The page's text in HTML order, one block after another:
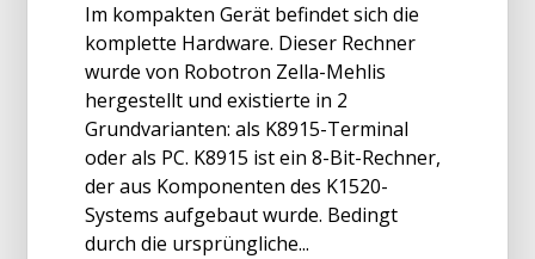
Im kompakten Gerät befindet sich die
komplette Hardware. Dieser Rechner
wurde von Robotron Zella-Mehlis
hergestellt und existierte in 2
Grundvarianten: als K8915-Terminal
oder als PC. K8915 ist ein 8-Bit-Rechner,
der aus Komponenten des K1520-
Systems aufgebaut wurde. Bedingt
durch die ursprüngliche...